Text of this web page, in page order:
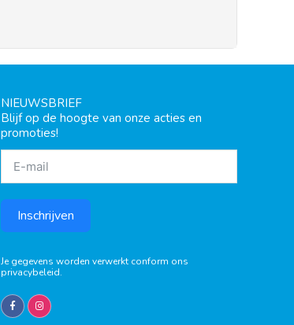
NIEUWSBRIEF
Blijf op de hoogte van onze acties en
promoties!
Inschrijven
Je gegevens worden verwerkt conform ons
privacybeleid.